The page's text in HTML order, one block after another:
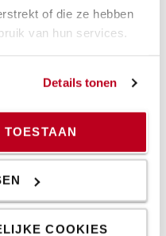
of die ze hebben
van hun services.
Details tonen
COOKIES
vorkheftrucks,